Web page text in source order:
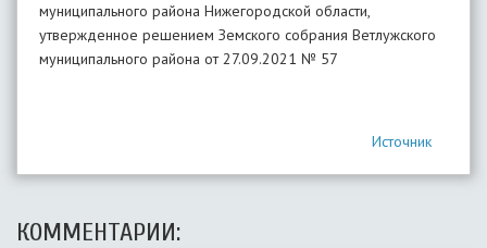
муниципального района Нижегородской области,
утвержденное решением Земского собрания Ветлужского
муниципального района от 27.09.2021 № 57
Источник
КОММЕНТАРИИ: